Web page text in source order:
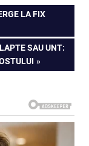
LA FIX
SAU UNT: